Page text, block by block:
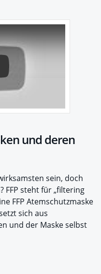
und deren
sein, doch
FFP steht für „filtering
FFP Atemschutzmaske
sich aus
und der Maske selbst